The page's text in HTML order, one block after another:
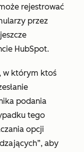
rejestrować
przez
HubSpot.
w którym ktoś
podania
tego
opcji
aby